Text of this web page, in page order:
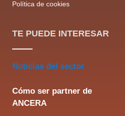
Política de cookies
TE PUEDE INTERESAR
Noticias del sector
Cómo ser partner de
ANCERA